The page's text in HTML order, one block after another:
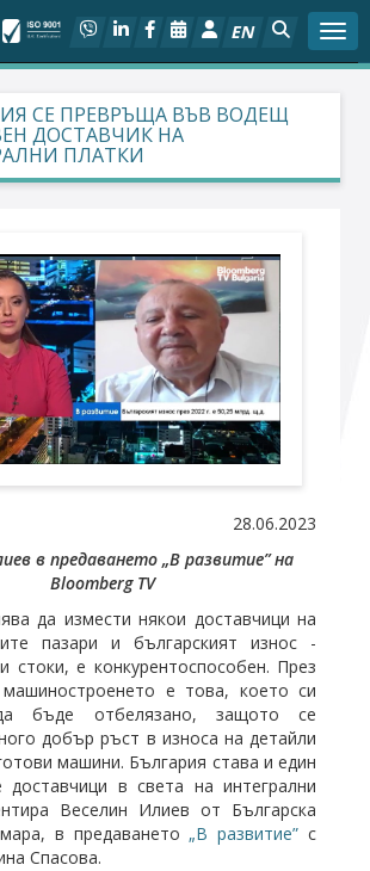
EN
Абонирайте се!
СЕ ПРЕВРЪЩА ВЪВ ВОДЕЩ
ДОСТАВЧИК НА
ПЛАТКИ
28.06.2023
в предаването „В развитие” на
Bloomberg TV
да измести някои доставчици на
пазари и българският износ -
стоки, е конкурентоспособен. През
е това, което си
бъде отбелязано, защото се
добър ръст в износа на детайли
машини. България става и един
в света на интегрални
Веселин Илиев от Българска
в предаването „В развитие” с
Спасова.